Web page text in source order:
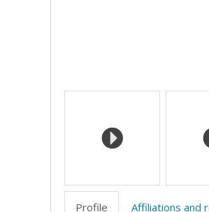
Media
Profile Affiliations and